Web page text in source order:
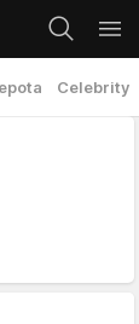
Celebrity